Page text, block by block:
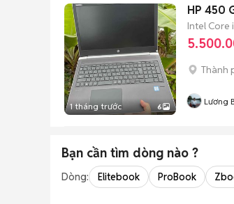
1 tháng trước 6
HP 450
Intel Core
Thành
Lương
Bạn cần tìm dòng nào ?
Dòng: Elitebook ProBook